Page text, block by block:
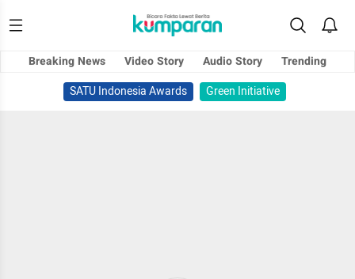
Breaking News Video Story Audio Story
Trending
SATU Indonesia Awards
Green Initiative